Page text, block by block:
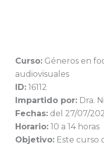
Curso: Géneros en
audiovisuales
ID: 16112
Impartido por: Dra.
Fechas: del 27/07/
Horario: 10 a 14 horas
Objetivo: Este curso